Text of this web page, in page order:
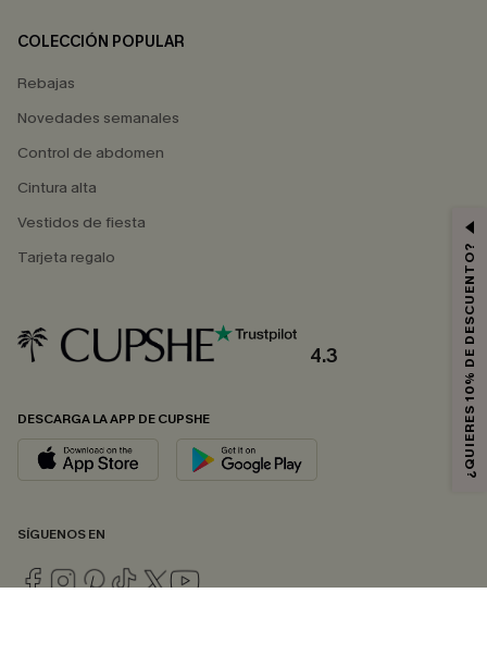
COLECCIÓN POPULAR
Rebajas
Novedades semanales
Control de abdomen
Cintura alta
Vestidos de fiesta
Tarjeta regalo
4.3
DESCARGA LA APP DE CUPSHE
SÍGUENOS EN
¿QUIERES 10% DE DESCUENTO?